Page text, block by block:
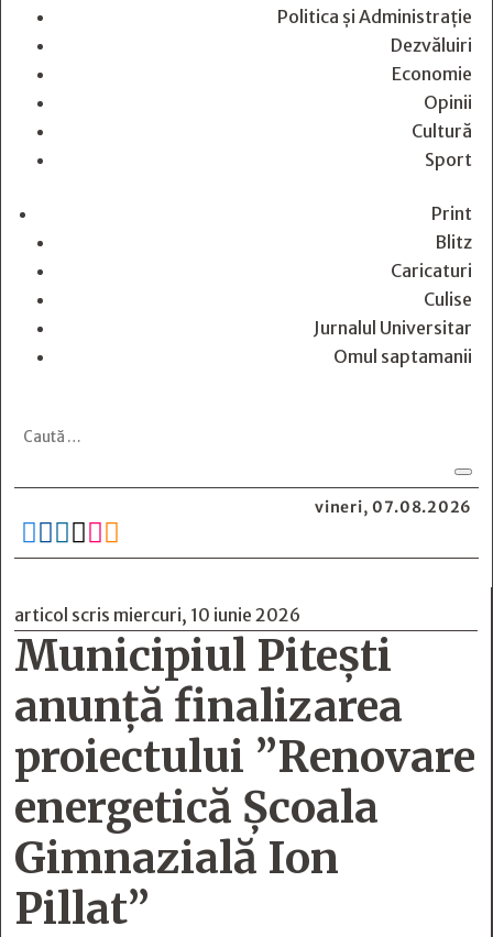
Politica și Administrație
Dezvăluiri
Economie
Opinii
Cultură
Sport
Print
Blitz
Caricaturi
Culise
Jurnalul Universitar
Omul saptamanii
vineri, 07.08.2026
     
articol scris miercuri, 10 iunie 2026
Municipiul Pitești
anunță finalizarea
proiectului ”Renovare
energetică Școala
Gimnazială Ion
Pillat”